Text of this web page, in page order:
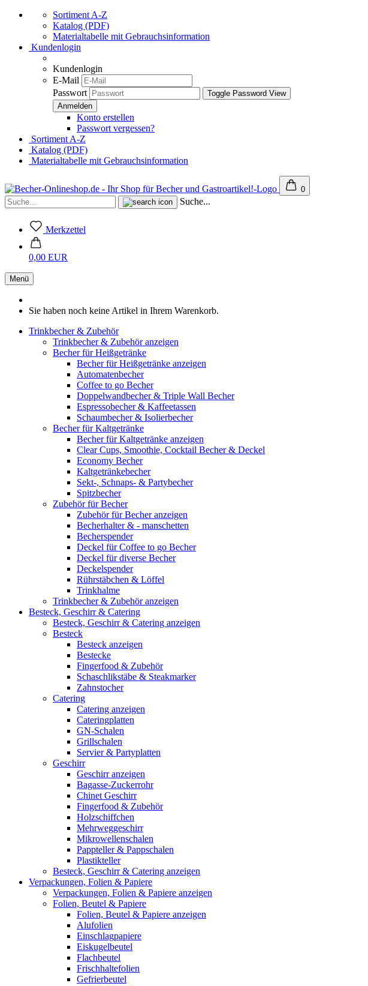
Sortiment A-Z
Katalog (PDF)
Materialtabelle mit Gebrauchsinformation
Kundenlogin
Kundenlogin
E-Mail
Passwort
Toggle Password View
Konto erstellen
Passwort vergessen?
Sortiment A-Z
Katalog (PDF)
Materialtabelle mit Gebrauchsinformation
0
Suche...
Merkzettel
0,00 EUR
Menü
Sie haben noch keine Artikel in Ihrem Warenkorb.
Trinkbecher & Zubehör
Trinkbecher & Zubehör anzeigen
Becher für Heißgetränke
Becher für Heißgetränke anzeigen
Automatenbecher
Coffee to go Becher
Doppelwandbecher & Triple Wall Becher
Espressobecher & Kaffeetassen
Schaumbecher & Isolierbecher
Becher für Kaltgetränke
Becher für Kaltgetränke anzeigen
Clear Cups, Smoothie, Cocktail Becher & Deckel
Economy Becher
Kaltgetränkebecher
Sekt-, Schnaps- & Partybecher
Spitzbecher
Zubehör für Becher
Zubehör für Becher anzeigen
Becherhalter & - manschetten
Becherspender
Deckel für Coffee to go Becher
Deckel für diverse Becher
Deckelspender
Rührstäbchen & Löffel
Trinkhalme
Trinkbecher & Zubehör anzeigen
Besteck, Geschirr & Catering
Besteck, Geschirr & Catering anzeigen
Besteck
Besteck anzeigen
Bestecke
Fingerfood & Zubehör
Schaschlikstäbe & Steakmarker
Zahnstocher
Catering
Catering anzeigen
Cateringplatten
GN-Schalen
Grillschalen
Servier & Partyplatten
Geschirr
Geschirr anzeigen
Bagasse-Zuckerrohr
Chinet Geschirr
Fingerfood & Zubehör
Holzschiffchen
Mehrweggeschirr
Mikrowellenschalen
Pappteller & Pappschalen
Plastikteller
Besteck, Geschirr & Catering anzeigen
Verpackungen, Folien & Papiere
Verpackungen, Folien & Papiere anzeigen
Folien, Beutel & Papiere
Folien, Beutel & Papiere anzeigen
Alufolien
Einschlagpapiere
Eiskugelbeutel
Flachbeutel
Frischhaltefolien
Gefrierbeutel